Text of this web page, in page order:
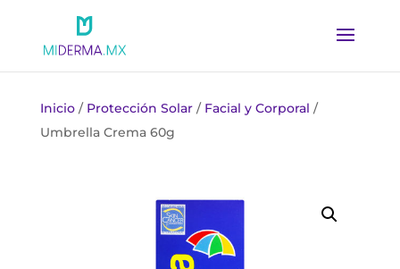
Inicio/ Protección Solar/ Facial y Corporal /
Umbrella Crema 60g